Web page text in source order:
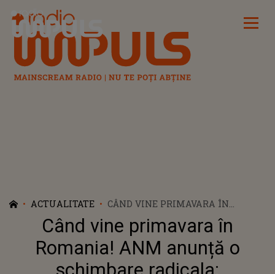
Radio Impuls
ACTUALITATE
CÂND VINE PRIMAVARA ÎN
ROMANIA! ANM ANUNȚĂ O
SCHIMBARE RADICALA:
TEMPERATURI RECORD PENTRU
MARTIE 2025
Când vine primavara în
Romania! ANM anunță o